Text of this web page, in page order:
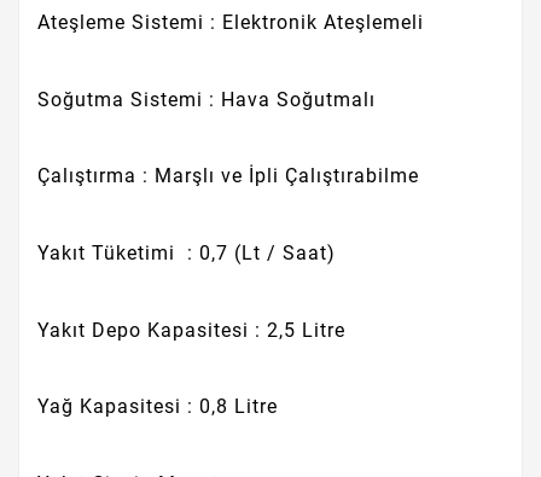
Ateşleme Sistemi : Elektronik Ateşlemeli
Soğutma Sistemi : Hava Soğutmalı
Çalıştırma : Marşlı ve İpli Çalıştırabilme
Yakıt Tüketimi : 0,7 (Lt / Saat)
Yakıt Depo Kapasitesi : 2,5 Litre
Yağ Kapasitesi : 0,8 Litre